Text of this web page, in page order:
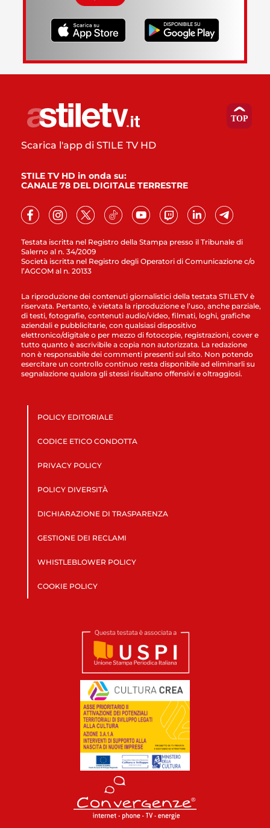
Testata iscritta nel Registro della Stampa presso il Tribunale di
Salerno al n. 34/2009
Società iscritta nel Registro degli Operatori di Comunicazione c/o
l’AGCOM al n. 20133
Scarica l'app di STILE TV HD
STILE TV HD in onda su:
CANALE 78 DEL DIGITALE TERRESTRE
La riproduzione dei contenuti giornalistici della testata STILETV è
riservata. Pertanto, è vietata la riproduzione e l’uso, anche parziale,
di testi, fotografie, contenuti audio/video, filmati, loghi, grafiche
aziendali e pubblicitarie, con qualsiasi dispositivo
elettronico/digitale o per mezzo di fotocopie, registrazioni, cover e
tutto quanto è ascrivibile a copia non autorizzata. La redazione
non è responsabile dei commenti presenti sul sito. Non potendo
esercitare un controllo continuo resta disponibile ad eliminarli su
segnalazione qualora gli stessi risultano offensivi e oltraggiosi.
POLICY EDITORIALE
CODICE ETICO CONDOTTA
PRIVACY POLICY
POLICY DIVERSITÀ
DICHIARAZIONE DI TRASPARENZA
GESTIONE DEI RECLAMI
WHISTLEBLOWER POLICY
COOKIE POLICY